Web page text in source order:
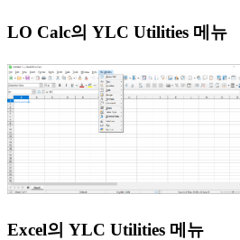
LO Calc의 YLC Utilities 메뉴
Excel의 YLC Utilities 메뉴